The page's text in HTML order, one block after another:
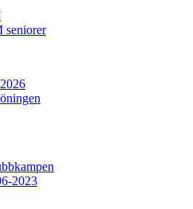
seniorer
2023